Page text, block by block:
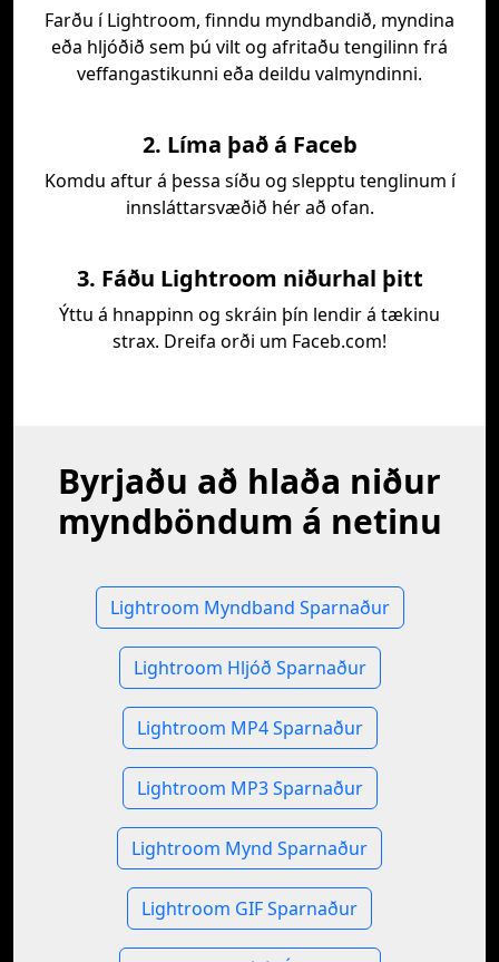
Farðu í Lightroom, finndu myndbandið, myndina
eða hljóðið sem þú vilt og afritaðu tengilinn frá
veffangastikunni eða deildu valmyndinni.
2. Líma það á Faceb
Komdu aftur á þessa síðu og slepptu tenglinum í
innsláttarsvæðið hér að ofan.
3. Fáðu Lightroom niðurhal þitt
Ýttu á hnappinn og skráin þín lendir á tækinu
strax. Dreifa orði um Faceb.com!
Byrjaðu að hlaða niður
myndböndum á netinu
Lightroom Myndband Sparnaður
Lightroom Hljóð Sparnaður
Lightroom MP4 Sparnaður
Lightroom MP3 Sparnaður
Lightroom Mynd Sparnaður
Lightroom GIF Sparnaður